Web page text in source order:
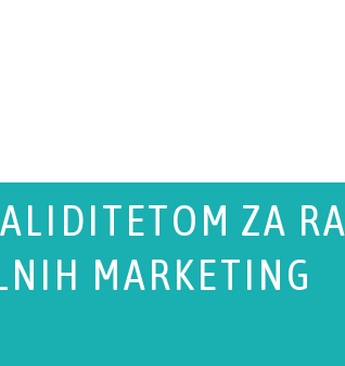
ZA
MARKETING